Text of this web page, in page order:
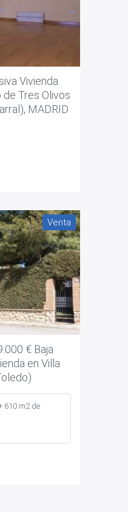
Vivienda
de Tres Olivos
MADRID
Venta
€ Baja
en Villa
610 m2 de